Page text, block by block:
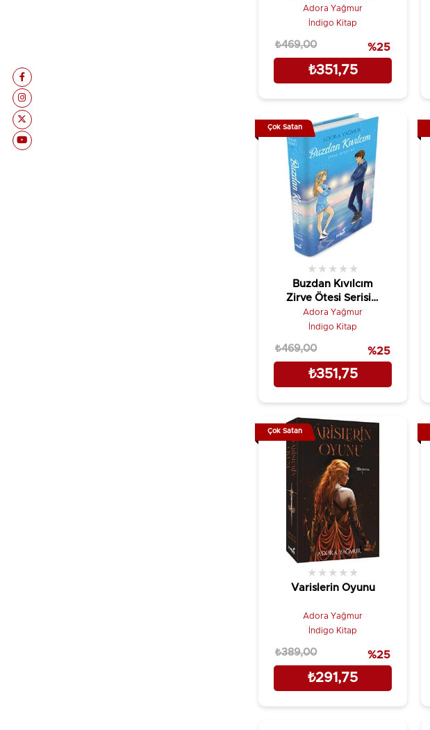
Adora Yağmur
İndigo Kitap
₺351,75
₺469,00 %25
Buzdan Kıvılcım
Zirve Ötesi Serisi-1
(Ciltli)
★ ★ ★ ★ ★
Adora Yağmur
İndigo Kitap
₺351,75
₺469,00 %25
Çok Satan
Varislerin Oyunu
★ ★ ★ ★ ★
Adora Yağmur
İndigo Kitap
₺291,75
₺389,00 %25
Çok Satan